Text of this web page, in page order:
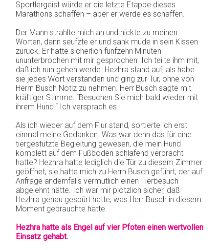
Sportlergeist würde er die letzte Etappe dieses
Marathons schaffen – aber er werde es schaffen.
Der Mann strahlte mich an und nickte zu meinen
Worten, dann seufzte er und sank müde in sein Kissen
zurück. Er hatte sicherlich fünfzehn Minuten
ununterbrochen mit mir gesprochen. Ich teilte ihm mit,
daß ich nun gehen werde. Hezhra stand auf, als habe
sie jedes Wort verstanden und ging zur Tür, ohne von
Herrn Busch Notiz zu nehmen. Herr Busch sagte mit
kräftiger Stimme: “Besuchen Sie mich bald wieder mit
ihrem Hund.“ Ich versprach es.
Als ich wieder auf dem Flur stand, sortierte ich erst
einmal meine Gedanken. Was war denn das für eine
tiergestützte Begleitung gewesen, die mein Hund
komplett auf dem Fußboden schlafend verbracht
hatte? Hezhra hatte lediglich die Tür zu diesem Zimmer
geöffnet, sie hatte mich zu Herrn Busch geführt, der auf
Anfrage andernfalls vermutlich einen Tierbesuch
abgelehnt hätte. Ich war mir plötzlich sicher, daß
Hezhra genau gespürt hatte, was Herr Busch in diesem
Moment gebrauchte hatte.
Hezhra hatte als Engel auf vier Pfoten einen wertvollen
Einsatz gehabt.